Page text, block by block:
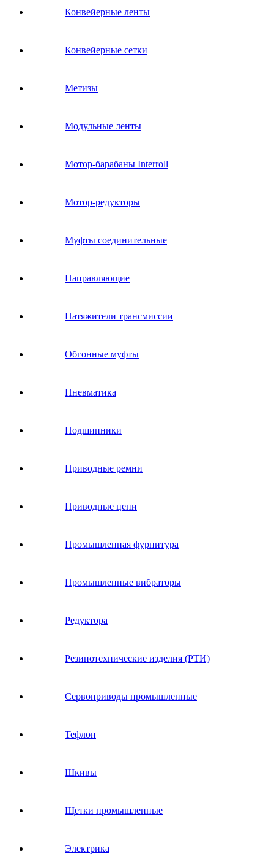
Конвейерные ленты
Конвейерные сетки
Метизы
Модульные ленты
Мотор-барабаны Interroll
Мотор-редукторы
Муфты соединительные
Направляющие
Натяжители трансмиссии
Обгонные муфты
Пневматика
Подшипники
Приводные ремни
Приводные цепи
Промышленная фурнитура
Промышленные вибраторы
Редуктора
Резинотехнические изделия (РТИ)
Сервоприводы промышленные
Тефлон
Шкивы
Щетки промышленные
Электрика